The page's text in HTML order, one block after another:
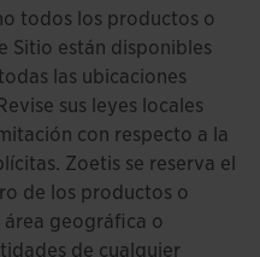
todos los productos o
Sitio están disponibles
las ubicaciones
sus leyes locales
con respecto a la
Zoetis se reserva el
de los productos o
área geográfica o
de cualquier